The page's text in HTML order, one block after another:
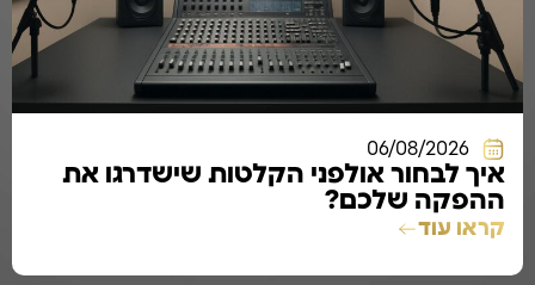
06/08/2026
איך לבחור אולפני הקלטות שישדרגו את
ההפקה שלכם?
קראו עוד